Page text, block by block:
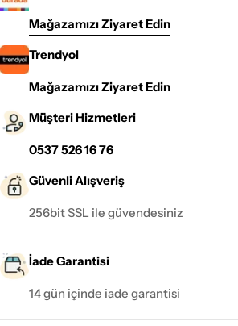
Mağazamızı Ziyaret Edin
Trendyol
Mağazamızı Ziyaret Edin
Müşteri Hizmetleri
0537 526 16 76
Güvenli Alışveriş
256bit SSL ile güvendesiniz
İade Garantisi
14 gün içinde iade garantisi